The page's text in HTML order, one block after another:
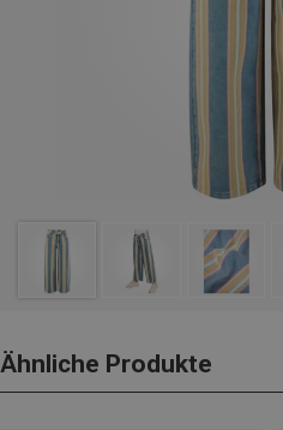
Ähnliche Produkte